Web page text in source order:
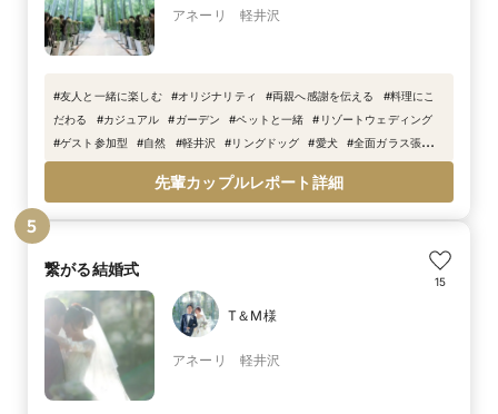
アネーリ 軽井沢
#友人と一緒に楽しむ #オリジナリティ #両親へ感謝を伝える #料理にこ
だわる
#カジュアル #ガーデン #ペットと一緒 # リゾートウェディング
#ゲスト参加型 #自然 #軽井沢 #リングドッグ #愛犬 #全面ガラス張り
チャペル
#シャンパンタワー #初夏
先輩カップルレポート詳細
5
繋がる結婚式
15
T＆M様
アネーリ 軽井沢